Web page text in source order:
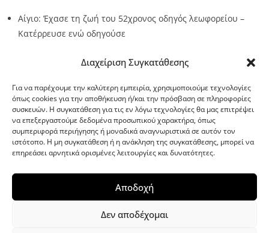
Διαχείριση Συγκατάθεσης
Για να παρέχουμε την καλύτερη εμπειρία, χρησιμοποιούμε τεχνολογίες
όπως cookies για την αποθήκευση ή/και την πρόσβαση σε πληροφορίες
συσκευών. Η συγκατάθεση για τις εν λόγω τεχνολογίες θα μας επιτρέψει
να επεξεργαστούμε δεδομένα προσωπικού χαρακτήρα, όπως
συμπεριφορά περιήγησης ή μοναδικά αναγνωριστικά σε αυτόν τον
ιστότοπο. Η μη συγκατάθεση ή η ανάκληση της συγκατάθεσης, μπορεί να
επηρεάσει αρνητικά ορισμένες λειτουργίες και δυνατότητες.
Αποδοχή
Δεν αποδέχομαι
Αίγιο: Έχασε τη ζωή του 52χρονος οδηγός λεωφορείου –
Κατέρρευσε ενώ οδηγούσε
G-point.gr